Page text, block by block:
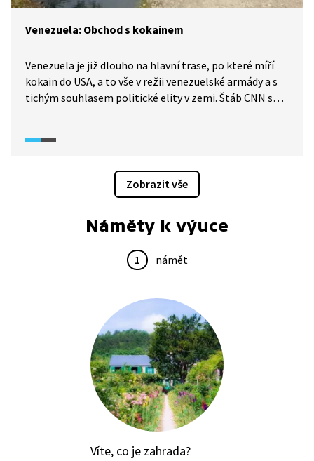
Venezuela: Obchod s kokainem
Venezuela je již dlouho na hlavní trase, po které míří
kokain do USA, a to vše v režii venezuelské armády a s
tichým souhlasem politické elity v zemi. Štáb CNN se
Zobrazit vše
Náměty k výuce
1 námět
Víte, co je zahrada?